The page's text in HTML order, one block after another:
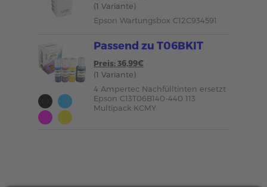
(1 Variante)
Epson Wartungsbox C12C934591
Passend zu T06BKIT
Preis: 36,99€
(1 Variante)
4 Ampertec Nachfülltinten ersetzt
Epson C13T06B140-440 113
Multipack KCMY